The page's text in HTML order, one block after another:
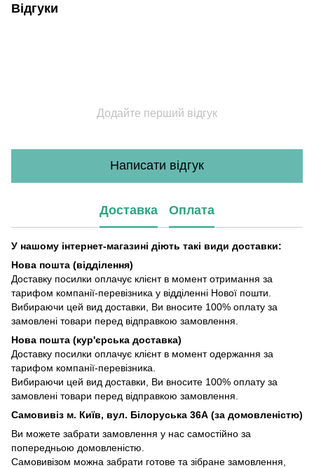
Відгуки
Додайте перший відгук
Написати відгук
Доставка Оплата
У нашому інтернет-магазині діють такі види доставки:
Нова пошта (відділення)
Доставку посилки оплачує клієнт в момент отримання за
тарифом компанії-перевізника у відділенні Нової пошти.
Вибираючи цей вид доставки, Ви вносите 100% оплату за
замовлені товари перед відправкою замовлення.
Нова пошта (кур'єрська доставка)
Доставку посилки оплачує клієнт в момент одержання за
тарифом компанії-перевізника.
Вибираючи цей вид доставки, Ви вносите 100% оплату за
замовлені товари перед відправкою замовлення.
Самовивіз м. Київ, вул. Білоруська 36А (за домовленістю)
Ви можете забрати замовлення у нас самостійно за
попередньою домовленістю.
Самовивізом можна забрати готове та зібране замовлення,